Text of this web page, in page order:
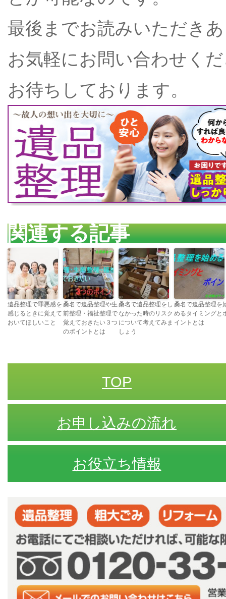
最後までお読みいただき
お気軽にお問い合わせく
お待ちしております。
関連する記事
遺品整理で罪悪感を
感じるときに覚えて
おいてほしいこと
桑名で遺品整理や生
前整理・福祉整理で
覚えておきたい３つ
のポイントとは
桑名で遺品整理をし
なかった時のリスク
について考えてみま
しょう
桑名で遺品整理を
めるタイミングと
イントとは
TOP
お申し込みの流れ
お役立ち情報